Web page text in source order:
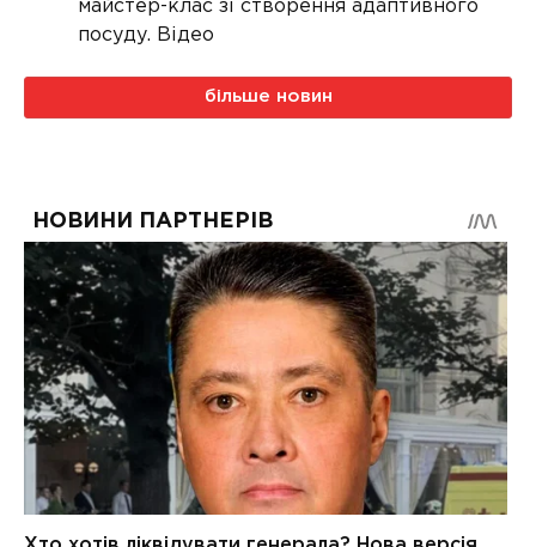
майстер-клас зі створення адаптивного
посуду. Відео
більше новин